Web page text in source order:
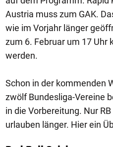
Austria muss zum GAK.
wie im Vorjahr länger
zum 6. Februar um 17 Uhr
werden.
Schon in der kommenden
zwölf Bundesliga-Vereine
in die Vorbereitung. Nur
urlauben länger. Hier ein